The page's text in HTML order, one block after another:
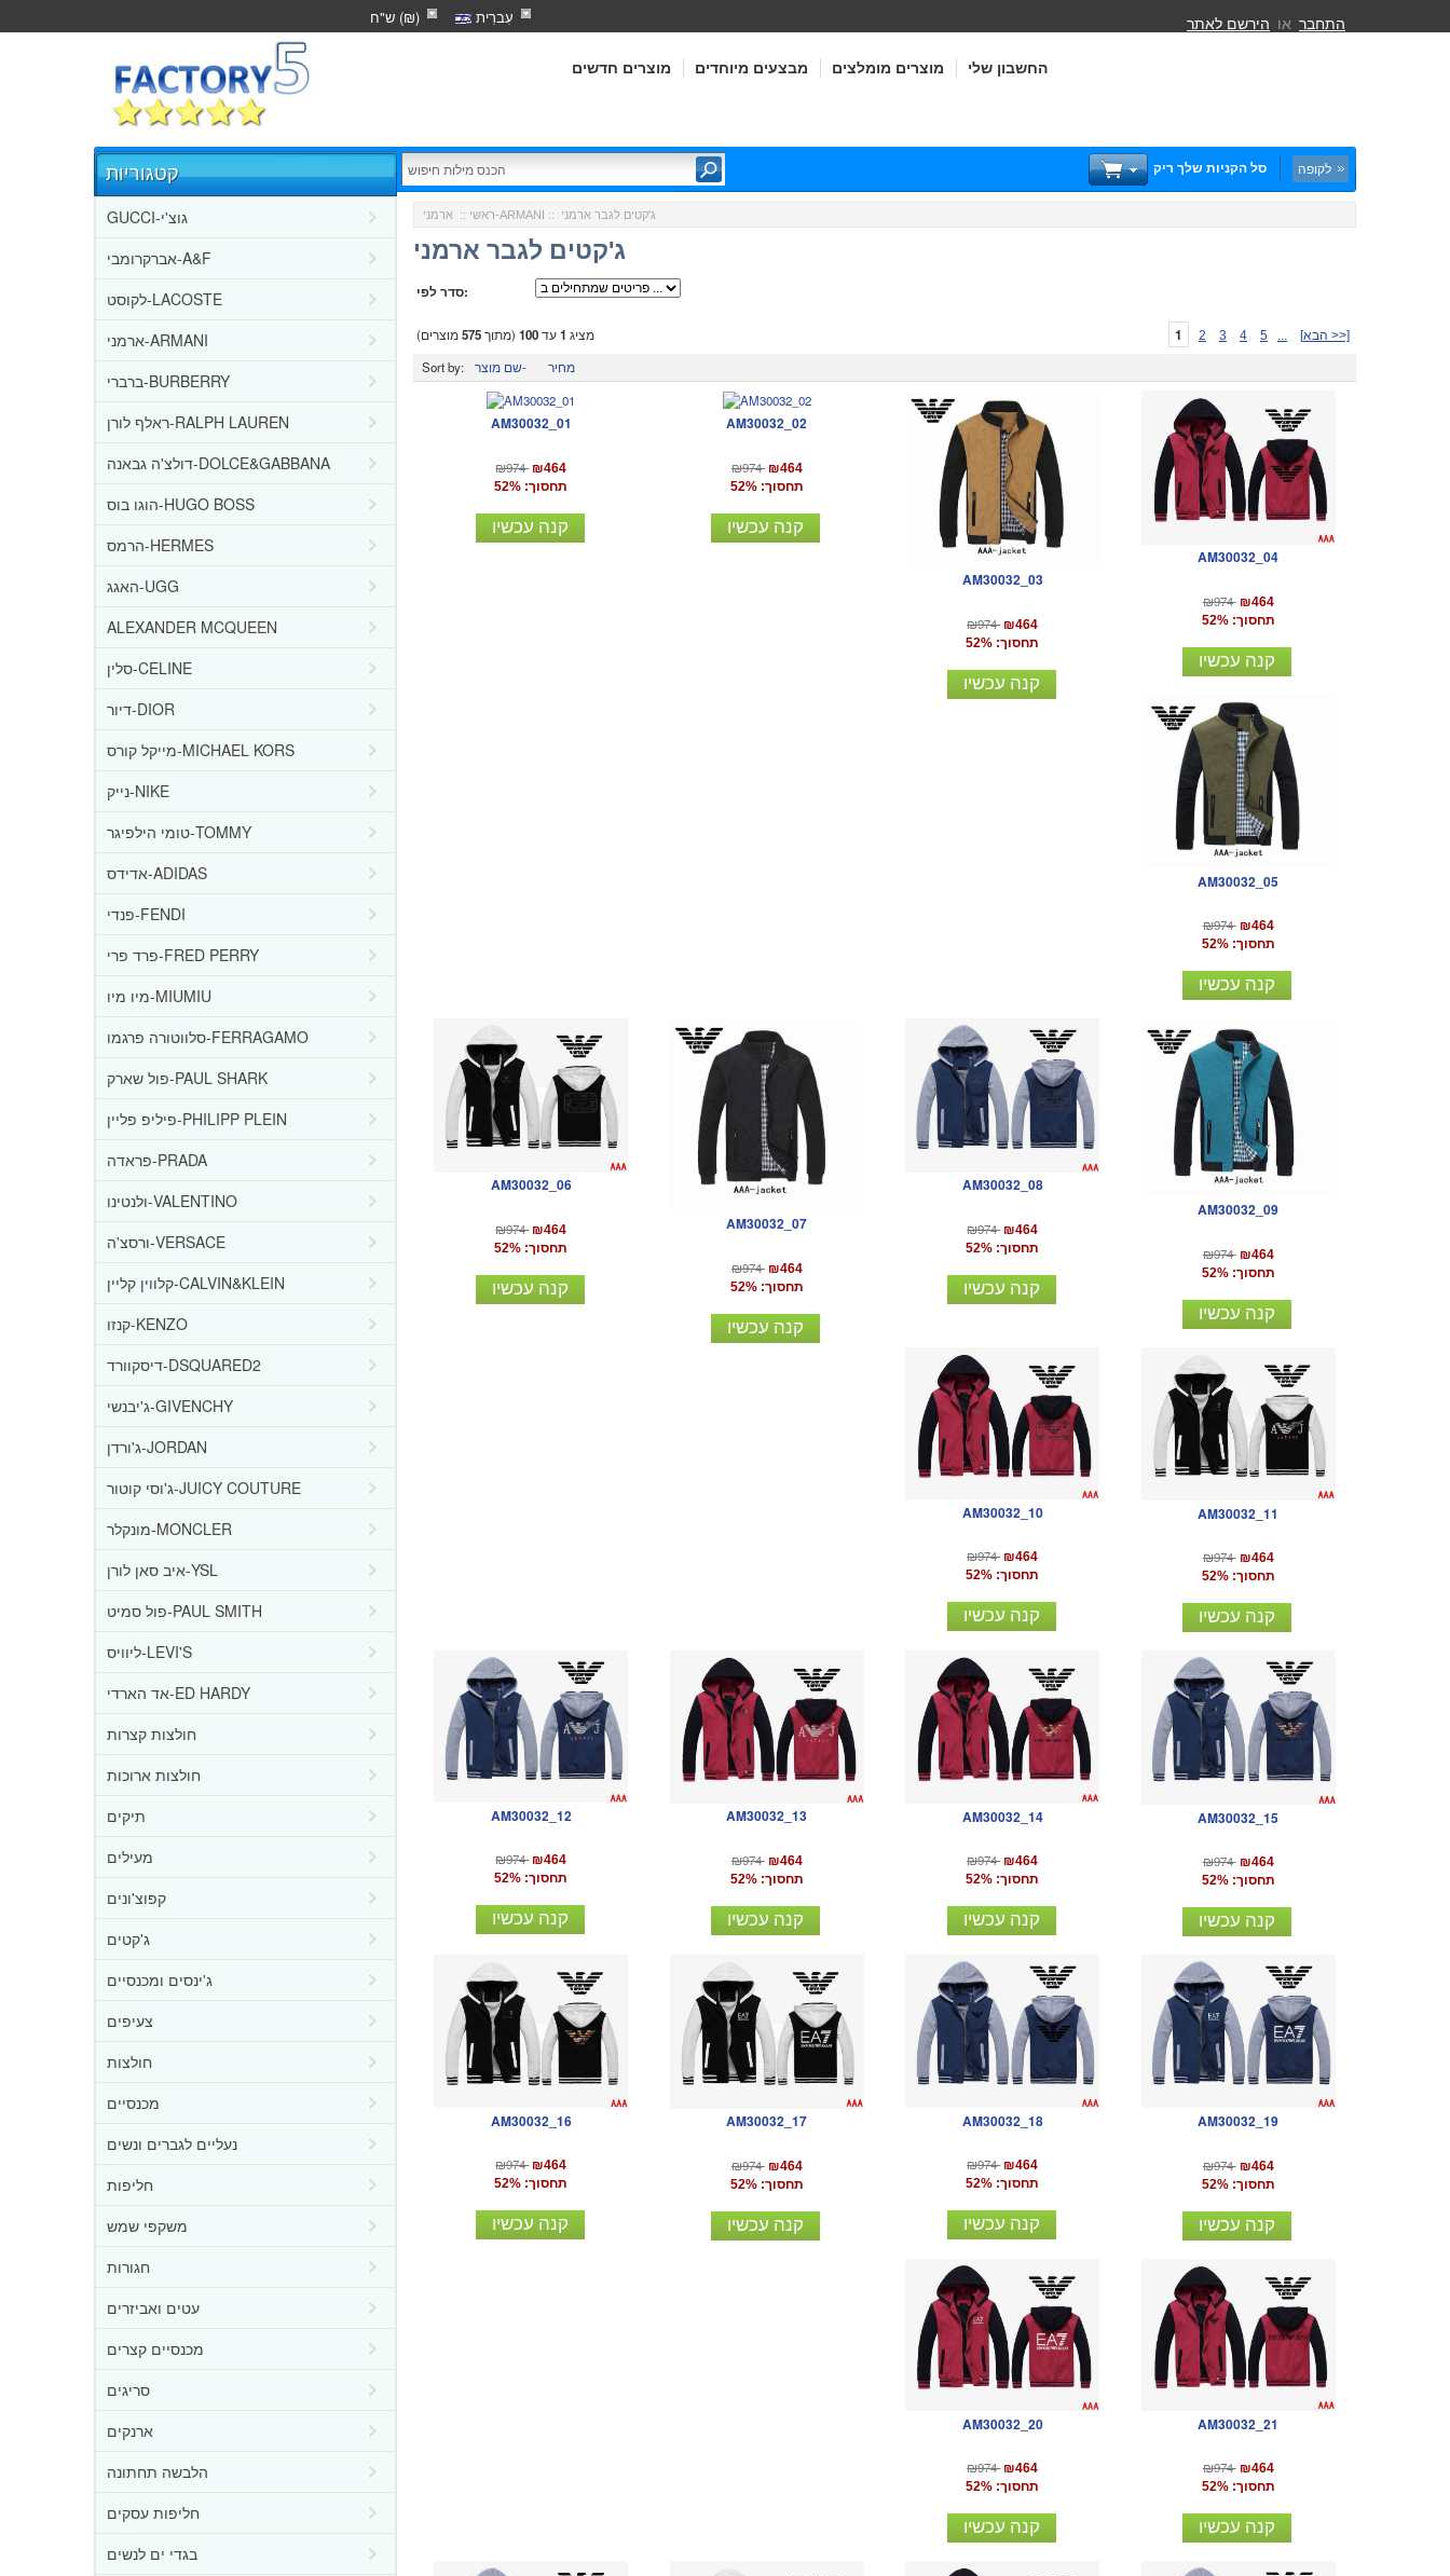
עִברִית ש"ח (₪)
מוצרים חדשים מבצעים מיוחדים מוצרים מומלצים החשבון שלי
התחבר או הירשם לאתר
סל הקניות שלך ריק לקופה
קטגוריות
GUCCI-גוצ'י
אברקרומבי-A&F
לקוסט-LACOSTE
ארמני-ARMANI
ברברי-BURBERRY
ראלף לורן-RALPH LAUREN
דולצ'ה גבאנה-DOLCE&GABBANA
הוגו בוס-HUGO BOSS
הרמס-HERMES
האגג-UGG
ALEXANDER MCQUEEN
סלין-CELINE
דיור-DIOR
מייקל קורס-MICHAEL KORS
נייק-NIKE
טומי הילפיגר-TOMMY
אדידס-ADIDAS
פנדי-FENDI
פרד פרי-FRED PERRY
מיו מיו-MIUMIU
סלווטורה פרגמו-FERRAGAMO
פול שארק-PAUL SHARK
פיליפ פליין-PHILIPP PLEIN
פראדה-PRADA
ולנטינו-VALENTINO
ורסצ'ה-VERSACE
קלווין קליין-CALVIN&KLEIN
קנזו-KENZO
דיסקוורד-DSQUARED2
ג'יבנשי-GIVENCHY
ג'ורדן-JORDAN
ג'וסי קוטור-JUICY COUTURE
מונקלר-MONCLER
איב סאן לורן-YSL
פול סמיט-PAUL SMITH
ליוויס-LEVI'S
אד הארדי-ED HARDY
חולצות קצרות
חולצות ארוכות
תיקים
מעילים
קפוצ'ונים
ג'קטים
ג'ינסים ומכנסיים
צעיפים
חולצות
מכנסיים
נעליים לגברים ונשים
חליפות
משקפי שמש
חגורות
עטים ואביזרים
מכנסיים קצרים
סריגים
ארנקים
הלבשה תחתונה
חליפות עסקים
בגדי ים לנשים
ראשי :: ארמני-ARMANI :: ג'קטים לגבר ארמני
ג'קטים לגבר ארמני
סדר לפי:
מציג 1עד100(מתוך575מוצרים) 1 2 3 4 5 ... [הבא >>]
Sort by: שם מוצר- מחיר
AM30032_01
₪974 ₪464
תחסוך: 52%
קנה עכשיו
AM30032_02
₪974 ₪464
תחסוך: 52%
קנה עכשיו
AM30032_03
₪974 ₪464
תחסוך: 52%
קנה עכשיו
AM30032_04
₪974 ₪464
תחסוך: 52%
קנה עכשיו
AM30032_05
₪974 ₪464
תחסוך: 52%
קנה עכשיו
AM30032_06
₪974 ₪464
תחסוך: 52%
קנה עכשיו
AM30032_07
₪974 ₪464
תחסוך: 52%
קנה עכשיו
AM30032_08
₪974 ₪464
תחסוך: 52%
קנה עכשיו
AM30032_09
₪974 ₪464
תחסוך: 52%
קנה עכשיו
AM30032_10
₪974 ₪464
תחסוך: 52%
קנה עכשיו
AM30032_11
₪974 ₪464
תחסוך: 52%
קנה עכשיו
AM30032_12
₪974 ₪464
תחסוך: 52%
קנה עכשיו
AM30032_13
₪974 ₪464
תחסוך: 52%
קנה עכשיו
AM30032_14
₪974 ₪464
תחסוך: 52%
קנה עכשיו
AM30032_15
₪974 ₪464
תחסוך: 52%
קנה עכשיו
AM30032_16
₪974 ₪464
תחסוך: 52%
קנה עכשיו
AM30032_17
₪974 ₪464
תחסוך: 52%
קנה עכשיו
AM30032_18
₪974 ₪464
תחסוך: 52%
קנה עכשיו
AM30032_19
₪974 ₪464
תחסוך: 52%
קנה עכשיו
AM30032_20
₪974 ₪464
תחסוך: 52%
קנה עכשיו
AM30032_21
₪974 ₪464
תחסוך: 52%
קנה עכשיו